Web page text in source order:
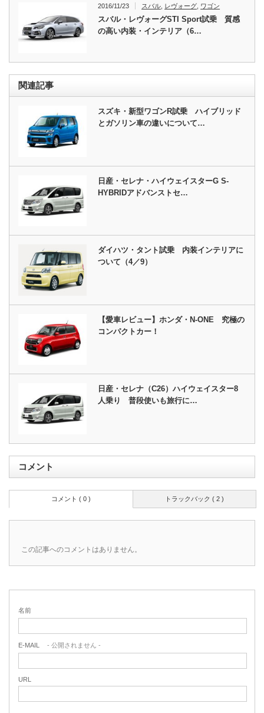
2016/11/23 スバル レヴォーグ ワゴン
スバル・レヴォーグSTI Sport試乗 質感
の高い内装・インテリア（6…
関連記事
スズキ・新型ワゴンR試乗 ハイブリッド
とガソリン車の違いについて…
日産・セレナ・ハイウェイスターG S-
HYBRIDアドバンストセ…
ダイハツ・タント試乗 内装インテリアに
ついて（4／9）
【愛車レビュー】ホンダ・N-ONE 究極の
コンパクトカー！
日産・セレナ（C26）ハイウェイスター8
人乗り 普段使いも旅行に…
コメント
トラックバック ( 2 )
コメント ( 0 )
この記事へのコメントはありません。
名前
E-MAIL - 公開されません -
URL